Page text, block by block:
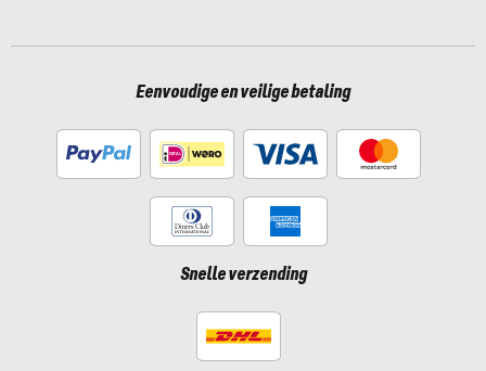
Eenvoudige en veilige betaling
Snelle verzending